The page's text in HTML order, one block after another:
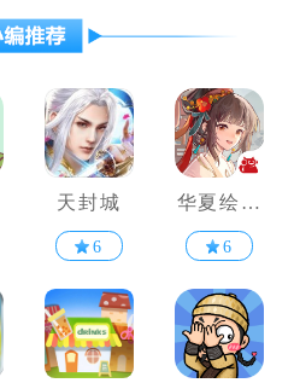
天封城
6
华夏绘世
录
6